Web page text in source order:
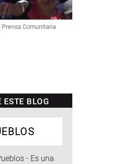
Comunitaria
ESTE BLOG
- Es una